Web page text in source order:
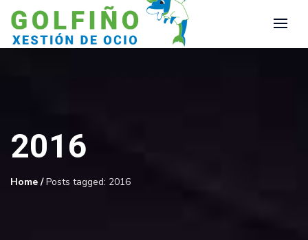
2016
Home /Posts tagged: 2016